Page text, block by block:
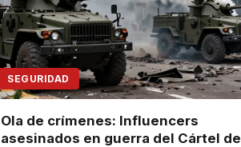
SEGURIDAD
Ola de crímenes: Influencers
asesinados en guerra del Cártel de